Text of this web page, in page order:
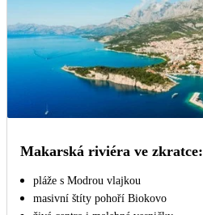
Makarská riviéra ve zkratce:
pláže s Modrou vlajkou
masivní štíty pohoří Biokovo